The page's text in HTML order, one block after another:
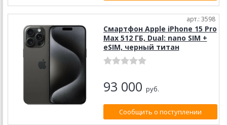
арт.: 3598
Смартфон Apple iPhone 15 Pro
Max 512 ГБ, Dual: nano SIM +
eSIM, черный титан
93 000 руб.
Сообщить о поступлении